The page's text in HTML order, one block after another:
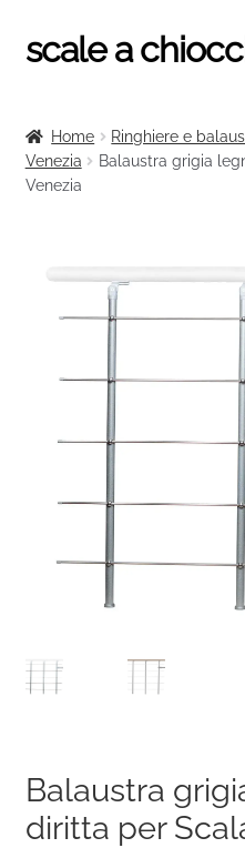
Vai
alla
Vai
al
scale a
Tutte le scale
Ringhiere e balaustre
Home Ringhiere e
Venezia
Balaustra grigia
Venezia
Balaustra
diritta per